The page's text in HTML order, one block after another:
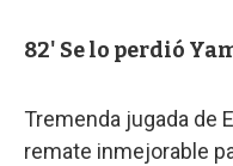
82' Se lo perdió
Tremenda jugada de
remate inmejorable